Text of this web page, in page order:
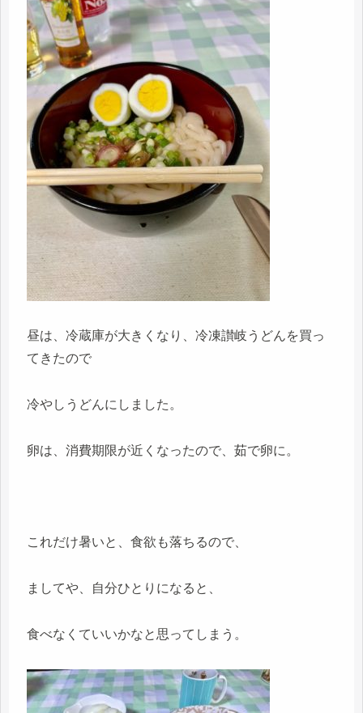
昼は、冷蔵庫が大きくなり、冷凍讃岐うどんを買っ
てきたので
冷やしうどんにしました。
卵は、消費期限が近くなったので、茹で卵に。
これだけ暑いと、食欲も落ちるので、
ましてや、自分ひとりになると、
食べなくていいかなと思ってしまう。